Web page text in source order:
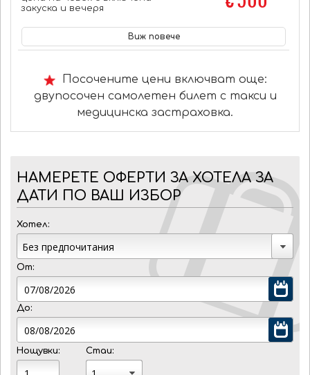
закуска и вечеря
Виж повече
Посочените цени включват още:
двупосочен самолетен билет с такси и
медицинска застраховка.
НАМЕРЕТЕ ОФЕРТИ ЗА ХОТЕЛА ЗА
ДАТИ ПО ВАШ ИЗБОР
Хотел:
От:
До:
Нощувки: Стаи: